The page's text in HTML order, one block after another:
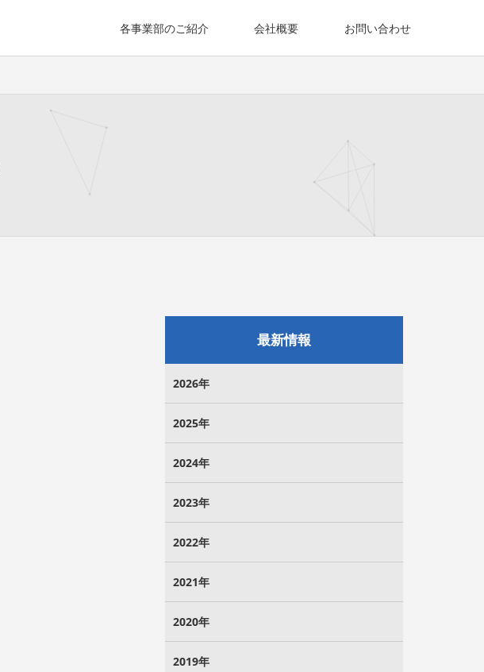
各事業部のご紹介 会社概要 お問い合わせ
最新情報
2026年
2025年
2024年
2023年
2022年
2021年
2020年
2019年